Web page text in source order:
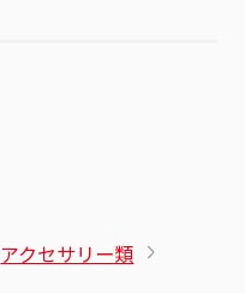
アクセサリー類